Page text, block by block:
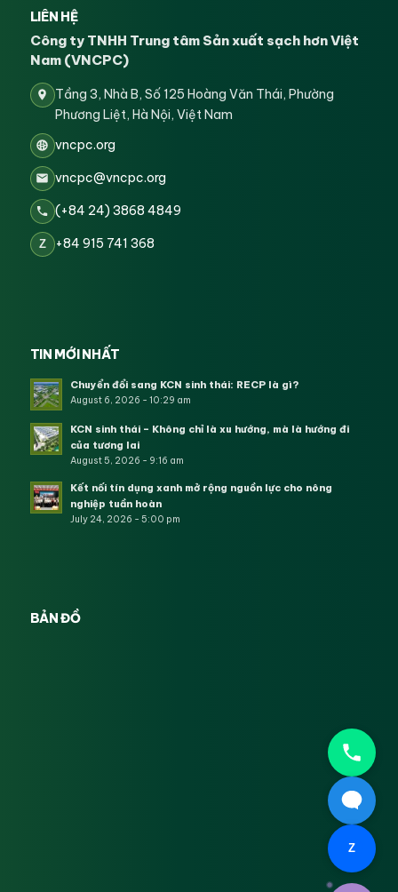
LIÊN HỆ
Công ty TNHH Trung tâm Sản xuất sạch hơn Việt
Nam (VNCPC)
Tầng 3, Nhà B, Số 125 Hoàng Văn Thái, Phường
Phương Liệt, Hà Nội, Việt Nam
vncpc.org
vncpc@vncpc.org
(+84 24) 3868 4849
Z +84 915 741 368
TIN MỚI NHẤT
Chuyển đổi sang KCN sinh thái: RECP là gì?
August 6, 2026 - 10:29 am
KCN sinh thái – Không chỉ là xu hướng, mà là hướng đi
của tương lai
August 5, 2026 - 9:16 am
Kết nối tín dụng xanh mở rộng nguồn lực cho nông
nghiệp tuần hoàn
July 24, 2026 - 5:00 pm
BẢN ĐỒ
Z